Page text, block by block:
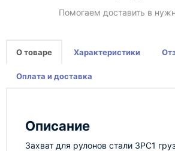
Помогаем доставить в
О товаре Характеристики
Оплата и доставка
Описание
Захват для рулонов стали ЗРС1